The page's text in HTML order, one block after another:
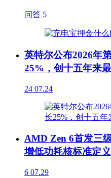
问答 5
英特尔公布2026年
25%，创十五年来
24 07.24
AMD Zen 6首发三
增低功耗核标准定义
6 07.29